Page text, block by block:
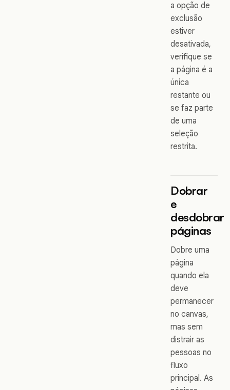
a opção de
exclusão
estiver
desativada,
verifique se
a página é a
única
restante ou
se faz parte
de uma
seleção
restrita.
Dobrar
e
desdobrar
páginas
Dobre uma
página
quando ela
deve
permanecer
no canvas,
mas sem
distrair as
pessoas no
fluxo
principal. As